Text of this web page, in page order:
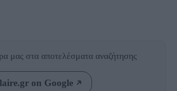
μας στα αποτελέσματα αναζήτησης
on Google